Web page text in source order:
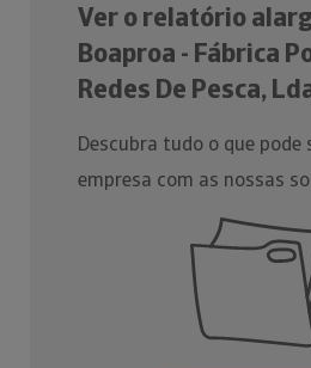
Ver o relatório
Boaproa - Fábrica
Redes De Pesca,
Descubra tudo o que pode
empresa com as nossas